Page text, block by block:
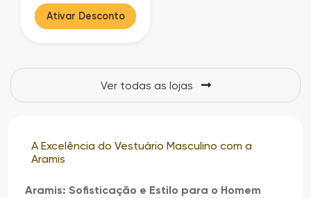
Ativar Desconto
Ver todas as lojas
A Excelência do Vestuário Masculino com a
Aramis
Aramis: Sofisticação e Estilo para o Homem